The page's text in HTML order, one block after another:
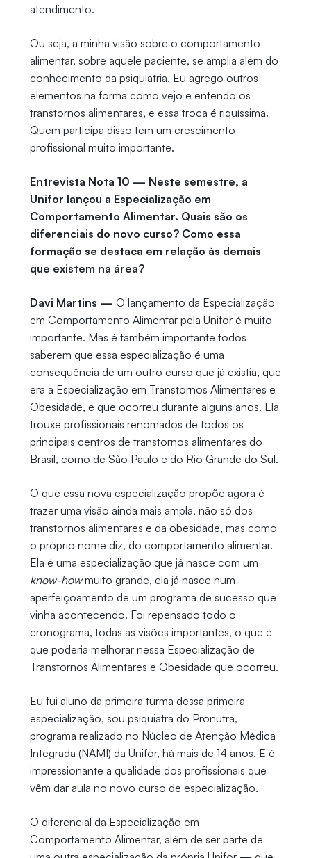
atendimento.
Ou seja, a minha visão sobre o comportamento
alimentar, sobre aquele paciente, se amplia além do
conhecimento da psiquiatria. Eu agrego outros
elementos na forma como vejo e entendo os
transtornos alimentares, e essa troca é riquíssima.
Quem participa disso tem um crescimento
profissional muito importante.
Entrevista Nota 10 — Neste semestre, a
Unifor lançou a Especialização em
Comportamento Alimentar. Quais são os
diferenciais do novo curso? Como essa
formação se destaca em relação às demais
que existem na área?
Davi Martins — O lançamento da Especialização
em Comportamento Alimentar pela Unifor é muito
importante. Mas é também importante todos
saberem que essa especialização é uma
consequência de um outro curso que já existia, que
era a Especialização em Transtornos Alimentares e
Obesidade, e que ocorreu durante alguns anos. Ela
trouxe profissionais renomados de todos os
principais centros de transtornos alimentares do
Brasil, como de São Paulo e do Rio Grande do Sul.
O que essa nova especialização propõe agora é
trazer uma visão ainda mais ampla, não só dos
transtornos alimentares e da obesidade, mas como
o próprio nome diz, do comportamento alimentar.
Ela é uma especialização que já nasce com um
know-howmuito grande, ela já nasce num
aperfeiçoamento de um programa de sucesso que
vinha acontecendo. Foi repensado todo o
cronograma, todas as visões importantes, o que é
que poderia melhorar nessa Especialização de
Transtornos Alimentares e Obesidade que ocorreu.
Eu fui aluno da primeira turma dessa primeira
especialização, sou psiquiatra do Pronutra,
programa realizado no Núcleo de Atenção Médica
Integrada (NAMI) da Unifor, há mais de 14 anos. E é
impressionante a qualidade dos profissionais que
vêm dar aula no novo curso de especialização.
O diferencial da Especialização em
Comportamento Alimentar, além de ser parte de